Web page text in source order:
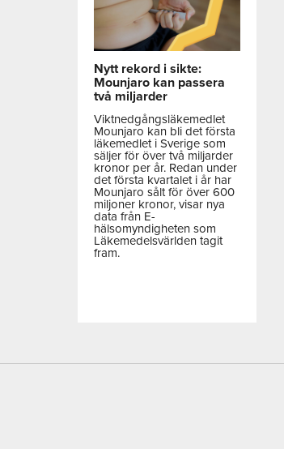
Nytt rekord i sikte:
Mounjaro kan passera
två miljarder
Viktnedgångsläkemedlet
Mounjaro kan bli det första
läkemedlet i Sverige som
säljer för över två miljarder
kronor per år. Redan under
det första kvartalet i år har
Mounjaro sålt för över 600
miljoner kronor, visar nya
data från E-
hälsomyndigheten som
Läkemedelsvärlden tagit
fram.